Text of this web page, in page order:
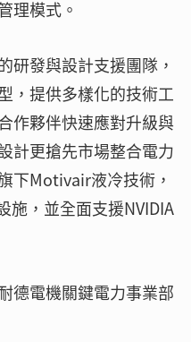
理模式。
研發與設計支援團隊，
，提供多樣化的技術工
作夥伴快速應對升級與
計更搶先市場整合電力
下Motivair液冷技術，
施，並全面支援NVIDIA
德電機關鍵電力事業部